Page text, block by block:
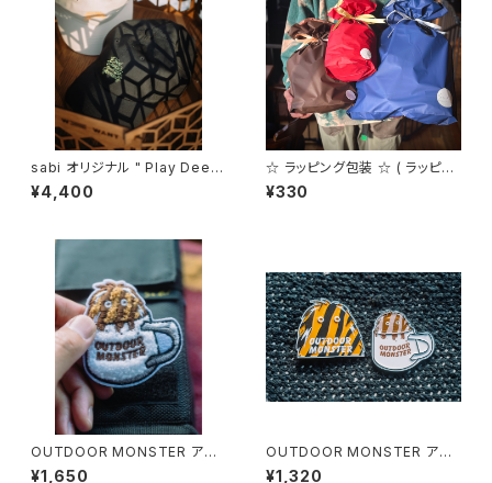
sabi オリジナル " Play Deep
er and Be Yourself " キャッ
プ
¥4,400
☆ ラッピング包装 ☆ ( ラッピン
グをご希望の方はこちらも一緒
にご購入ください。)
¥330
OUTDOOR MONSTER アウ
トドアモンスター モフモフワッペ
¥1,650
OUTDOOR MONSTER アウ
トドアモンスター sabi別注 ピン
¥1,320